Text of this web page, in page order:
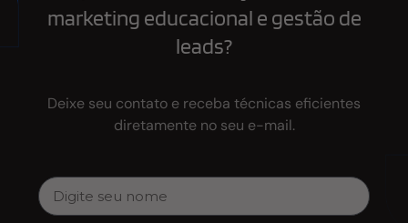
marketing educacional e gestão de
leads?
Deixe seu contato e receba técnicas eficientes
diretamente no seu e-mail.